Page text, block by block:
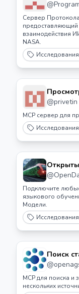
@
Сервер
предоставляющий
взаимодействия
NASA.
@privetin
MCP сервер для
данных
@
Подключите
языкового
Модели.
Поиск
@
MCP для поиска и
нескольких